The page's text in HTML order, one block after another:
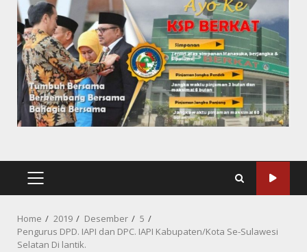
PRIMARY
Home 2019 Desember
5
Pengurus DPD. IAPI dan DPC. IAPI Kabupaten/Kota Se-Sulawesi
Selatan Di lantik.